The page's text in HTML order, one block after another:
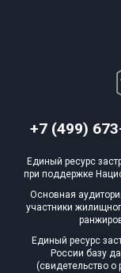
Блокированных
Домов с
Блокированных
Квартир,
блоков в БД
+7 (499)
Единый ресурс
при поддержке
Основная
участники
Единый ресурс
России базу
(свидетельство о